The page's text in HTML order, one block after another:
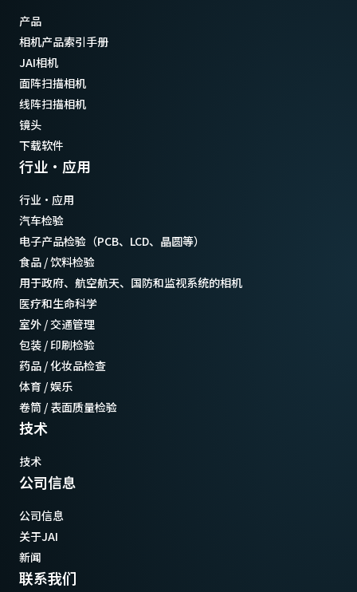
产品
相机产品索引手册
JAI相机
面阵扫描相机
线阵扫描相机
镜头
下载软件
行业·应用
行业·应用
汽车检验
电子产品检验（PCB、LCD、晶圆等）
食品 / 饮料检验
用于政府、航空航天、国防和监视系统的相机
医疗和生命科学
室外 / 交通管理
包装 / 印刷检验
药品 / 化妆品检查
体育 / 娱乐
卷筒 / 表面质量检验
技术
技术
公司信息
公司信息
关于JAI
新闻
联系我们